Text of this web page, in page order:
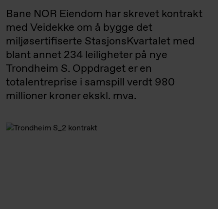
Bane NOR Eiendom har skrevet kontrakt
med Veidekke om å bygge det
miljøsertifiserte StasjonsKvartalet med
blant annet 234 leiligheter på nye
Trondheim S. Oppdraget er en
totalentreprise i samspill verdt 980
millioner kroner ekskl. mva.